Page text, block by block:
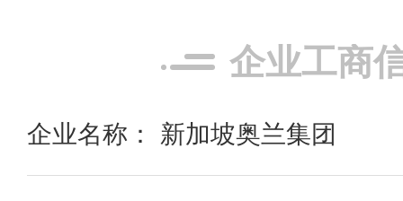
企业工商
企业名称： 新加坡奥兰集团